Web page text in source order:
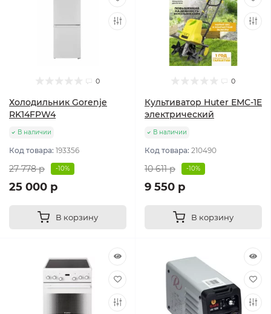
0
Холодильник Gorenje
RK14FPW4
В наличии
Код товара: 193356
27 778 р -10%
25 000 р
В корзину
0
Культиватор Huter ЕМС-1E
электрический
В наличии
Код товара: 210490
10 611 р -10%
9 550 р
В корзину